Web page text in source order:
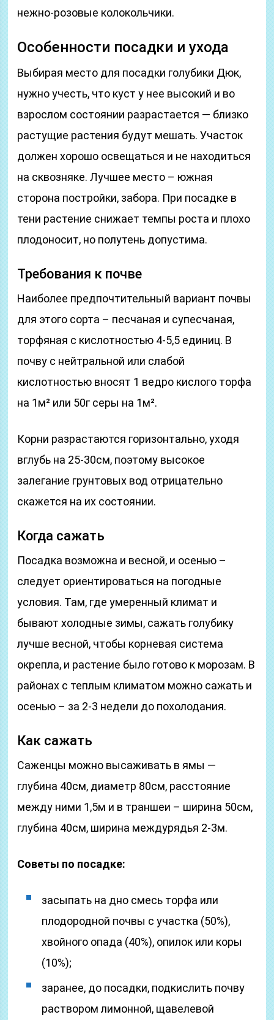
нежно-розовые колокольчики.
Особенности посадки и ухода
Выбирая место для посадки голубики Дюк,
нужно учесть, что куст у нее высокий и во
взрослом состоянии разрастается — близко
растущие растения будут мешать. Участок
должен хорошо освещаться и не находиться
на сквозняке. Лучшее место – южная
сторона постройки, забора. При посадке в
тени растение снижает темпы роста и плохо
плодоносит, но полутень допустима.
Требования к почве
Наиболее предпочтительный вариант почвы
для этого сорта – песчаная и супесчаная,
торфяная с кислотностью 4-5,5 единиц. В
почву с нейтральной или слабой
кислотностью вносят 1 ведро кислого торфа
на 1м² или 50г серы на 1м².
Корни разрастаются горизонтально, уходя
вглубь на 25-30см, поэтому высокое
залегание грунтовых вод отрицательно
скажется на их состоянии.
Когда сажать
Посадка возможна и весной, и осенью –
следует ориентироваться на погодные
условия. Там, где умеренный климат и
бывают холодные зимы, сажать голубику
лучше весной, чтобы корневая система
окрепла, и растение было готово к морозам. В
районах с теплым климатом можно сажать и
осенью – за 2-3 недели до похолодания.
Как сажать
Саженцы можно высаживать в ямы —
глубина 40см, диаметр 80см, расстояние
между ними 1,5м и в траншеи – ширина 50см,
глубина 40см, ширина междурядья 2-3м.
Советы по посадке:
засыпать на дно смесь торфа или
плодородной почвы с участка (50%),
хвойного опада (40%), опилок или коры
(10%);
заранее, до посадки, подкислить почву
раствором лимонной, щавелевой